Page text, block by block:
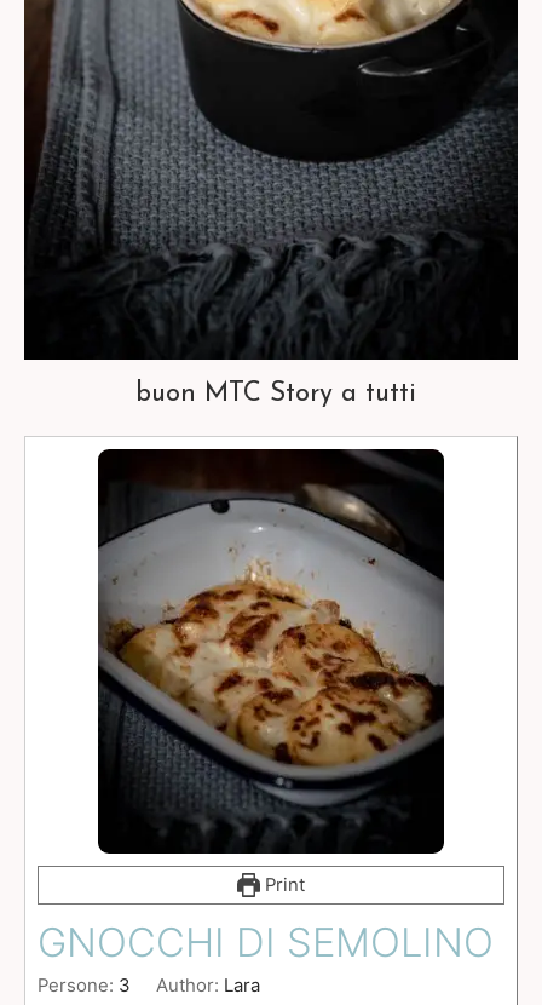
buon MTC Story a tutti
Print
GNOCCHI DI SEMOLINO
Persone: 3 Author: Lara